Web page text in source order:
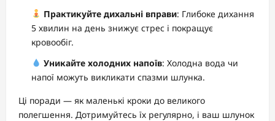
Практикуйте дихальні вправи: Глибоке дихання
5 хвилин на день знижує стрес і покращує
кровообіг.
Уникайте холодних напоїв: Холодна вода чи
напої можуть викликати спазми шлунка.
Ці поради — як маленькі кроки до великого
полегшення. Дотримуйтесь їх регулярно, і ваш шлунок